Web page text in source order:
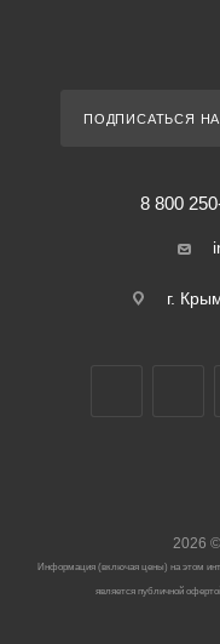
ПОДПИСАТЬСЯ
8 800
г.
2026 ©
Информация (включая цены) на этом
является публичной